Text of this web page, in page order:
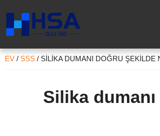
EV / SSS / SILIKA DUMANI DOĞRU ŞEKILDE
Silika